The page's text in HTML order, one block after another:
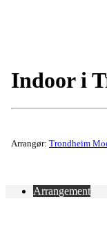
Indoor i
Arrangør: Trondheim
Arrangement